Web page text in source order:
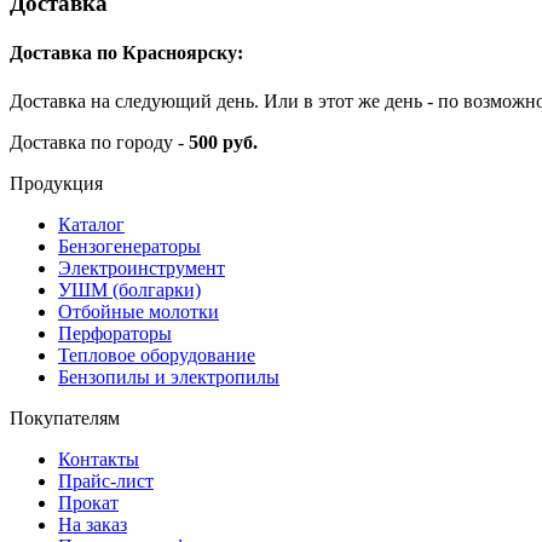
Доставка по Красноярску:
Доставка на следующий день. Или в этот же день - по
Доставка по городу - 500 руб.
Продукция
Каталог
Бензогенераторы
Электроинструмент
УШМ (болгарки)
Отбойные молотки
Перфораторы
Тепловое оборудование
Бензопилы и электропилы
Покупателям
Контакты
Прайс-лист
Прокат
На заказ